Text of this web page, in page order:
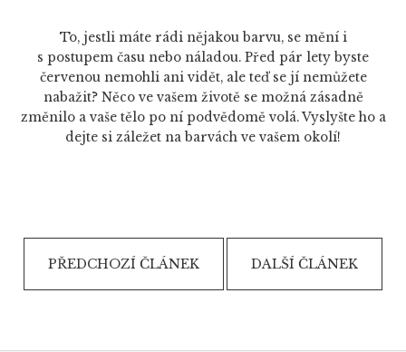
To, jestli máte rádi nějakou barvu, se mění i
s postupem času nebo náladou. Před pár lety byste
červenou nemohli ani vidět, ale teď se jí nemůžete
nabažit? Něco ve vašem životě se možná zásadně
změnilo a vaše tělo po ní podvědomě volá. Vyslyšte ho a
dejte si záležet na barvách ve vašem okolí!
PŘEDCHOZÍ ČLÁNEK DALŠÍ ČLÁNEK